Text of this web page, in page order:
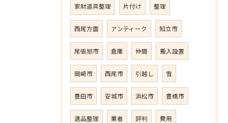
家財道具整理 片付け 整理
西尾方面 アンティーク 知立市
尾張旭市 倉庫 仲間 搬入設置
岡崎市 西尾市 引越し 雪
豊田市 安城市 浜松市 豊橋市
遺品整理 業者 評判 費用